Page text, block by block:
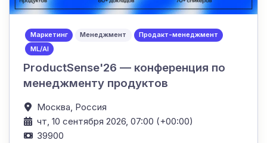
Маркетинг Менеджмент
Продакт-менеджмент
ML/AI
ProductSense'26 — конференция по
менеджменту продуктов
Москва, Россия
чт, 10 сентября 2026, 07:00 (+00:00)
39900